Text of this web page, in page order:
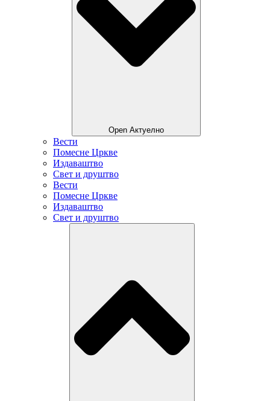
Open Актуелно
Вести
Помесне Цркве
Издаваштво
Свет и друштво
Вести
Помесне Цркве
Издаваштво
Свет и друштво